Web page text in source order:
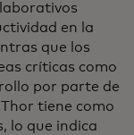
en la
que los
críticas como
por parte de
tiene como
lo que indica